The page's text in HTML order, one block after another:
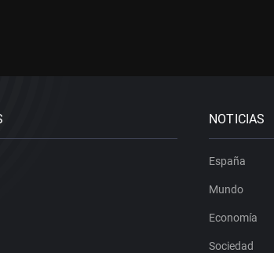
NOTICIAS
España
Mundo
Economía
Sociedad